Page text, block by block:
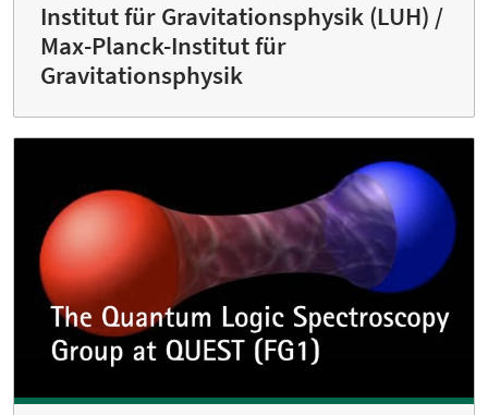
Institut für Gravitationsphysik (LUH) /
Max-Planck-Institut für
Gravitationsphysik